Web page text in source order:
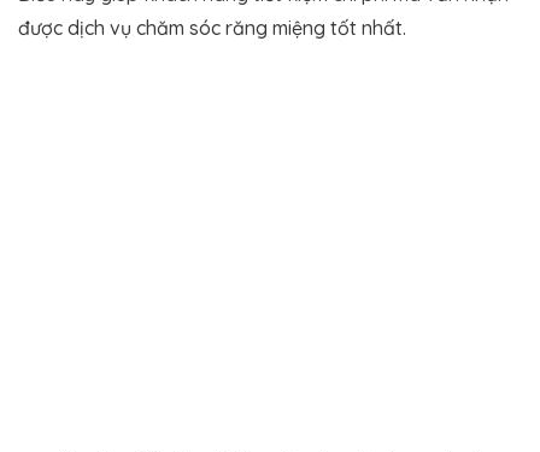
được dịch vụ chăm sóc răng miệng tốt nhất​.